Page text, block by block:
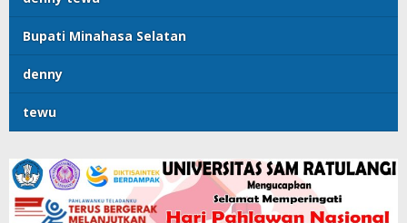
Bupati Minahasa Selatan
denny
tewu